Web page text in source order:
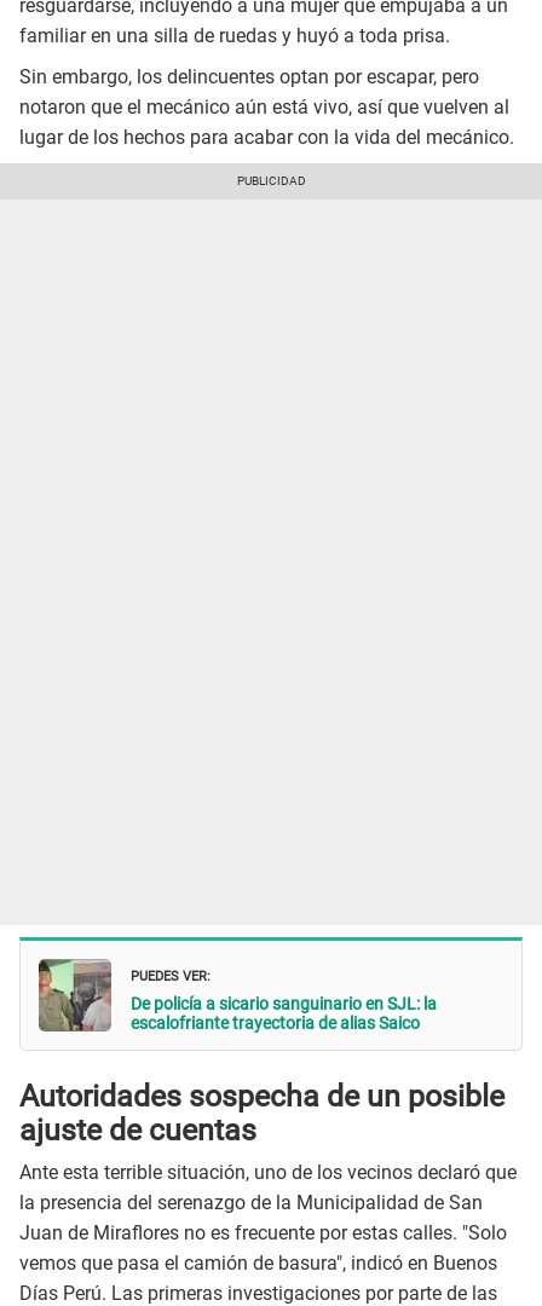
resguardarse, incluyendo a una mujer que empujaba a un
familiar en una silla de ruedas y huyó a toda prisa.
Sin embargo, los delincuentes optan por escapar, pero
notaron que el mecánico aún está vivo, así que vuelven al
lugar de los hechos para acabar con la vida del mecánico.
PUEDES VER:
De policía a sicario sanguinario en SJL: la
escalofriante trayectoria de alias Saico
Autoridades sospecha de un posible
ajuste de cuentas
Ante esta terrible situación, uno de los vecinos declaró que
la presencia del serenazgo de la Municipalidad de San
Juan de Miraflores no es frecuente por estas calles. "Solo
vemos que pasa el camión de basura", indicó en Buenos
Días Perú. Las primeras investigaciones por parte de las